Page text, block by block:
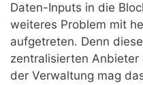
Daten-Inputs in die
weiteres Problem mit
aufgetreten. Denn
zentralisierten
der Verwaltung mag